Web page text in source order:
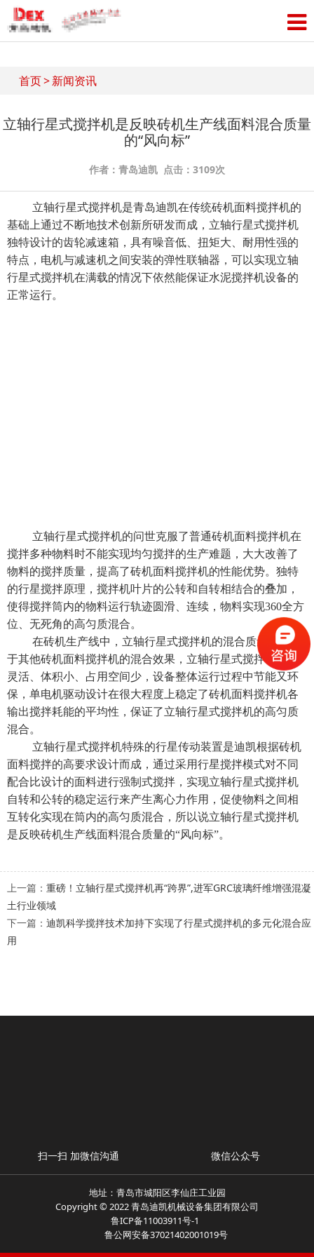
首页>新闻资讯
立轴行星式搅拌机是反映砖机生产线面料混合质量
的“风向标”
作者：青岛迪凯 点击：3109次
立轴行星式搅拌机是青岛迪凯在传统砖机面料搅拌机的
基础上通过不断地技术创新所研发而成，立轴行星式搅拌机
独特设计的齿轮减速箱，具有噪音低、扭矩大、耐用性强的
特点，电机与减速机之间安装的弹性联轴器，可以实现立轴
行星式搅拌机在满载的情况下依然能保证水泥搅拌机设备的
正常运行。
立轴行星式搅拌机的问世克服了普通砖机面料搅拌机在
搅拌多种物料时不能实现均匀搅拌的生产难题，大大改善了
物料的搅拌质量，提高了砖机面料搅拌机的性能优势。独特
的行星搅拌原理，搅拌机叶片的公转和自转相结合的叠加，
使得搅拌筒内的物料运行轨迹圆滑、连续，物料实现360全方
位、无死角的高匀质混合。
在砖机生产线中， 立轴行星式搅拌机的混合质量远远高
于其他砖机面料搅拌机的混合效果，立轴行星式搅拌机设计
灵活、体积小、占用空间少，设备整体运行过程中节能又环
保，单电机驱动设计在很大程度上稳定了砖机面料搅拌机各
输出搅拌耗能的平均性，保证了立轴行星式搅拌机的高匀质
混合。
立轴行星式搅拌机特殊的行星传动装置是迪凯根据砖机
面料搅拌的高要求设计而成，通过采用行星搅拌模式对不同
配合比设计的面料进行强制式搅拌，实现立轴行星式搅拌机
自转和公转的稳定运行来产生离心力作用，促使物料之间相
互转化实现在筒内的高匀质混合，所以说立轴行星式搅拌机
是反映砖机生产线面料混合质量的“风向标”。
上一篇： 重磅！立轴行星式搅拌机再“跨界”,进军GRC玻璃纤维增强混凝
土行业领域
下一篇： 迪凯科学搅拌技术加持下实现了行星式搅拌机的多元化混合应
用
扫一扫 加微信沟通 微信公众号
地址：青岛市城阳区李仙庄工业园
Copyright © 2022 青岛迪凯机械设备集团有限公司
鲁ICP备11003911号-1
鲁公网安备37021402001019号